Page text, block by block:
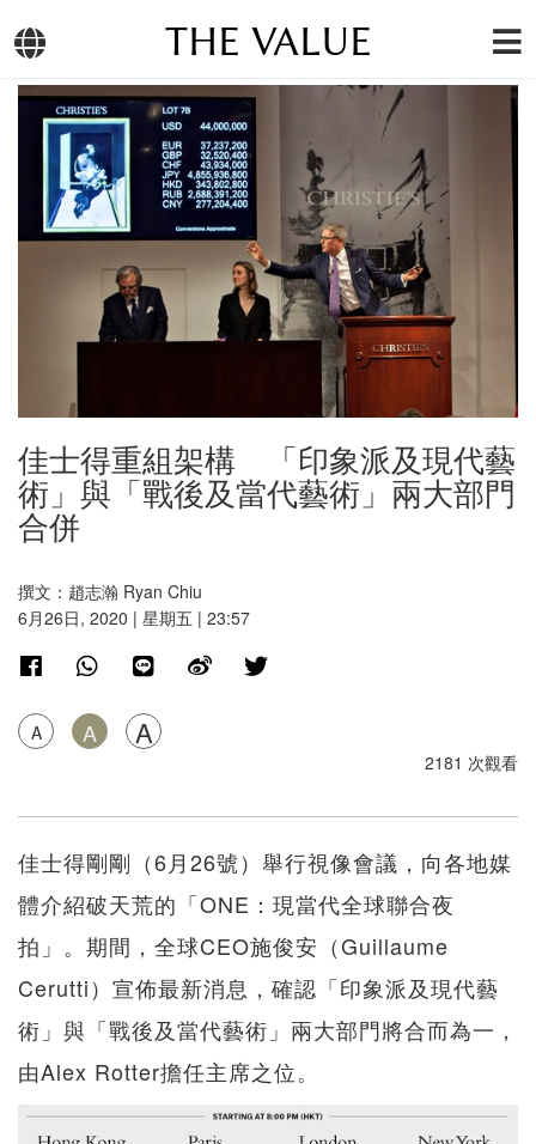
THE VALUE
佳士得重組架構 「印象派及現代藝
術」與「戰後及當代藝術」兩大部門
合併
撰文：趙志瀚 Ryan Chiu
6月26日, 2020 | 星期五 | 23:57
A A A
2181 次觀看
佳士得剛剛（6月26號）舉行視像會議，向各地媒
體介紹破天荒的「ONE：現當代全球聯合夜
拍」。期間，全球CEO施俊安（Guillaume
Cerutti）宣佈最新消息，確認「印象派及現代藝
術」與「戰後及當代藝術」兩大部門將合而為一，
由Alex Rotter擔任主席之位。